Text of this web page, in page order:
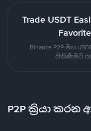
Trade USDT
Binance P2P මත
විකිණීමට
P2P ක්‍රියා කරන